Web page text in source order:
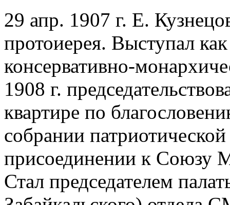
29 апр. 1907 г. Е.
протоиерея. Выступал
консервативно-
1908 г.
квартире по
собрании
присоединении к Союзу
Стал председателем